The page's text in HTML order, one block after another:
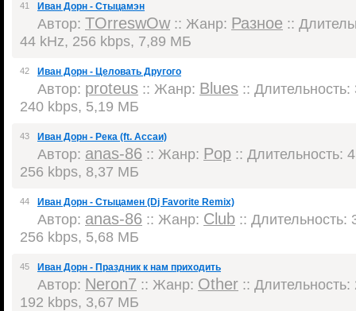
41 Иван Дорн - Стыцамэн
Автор: TOrreswOw:: Жанр: Разное ::
44 kHz, 256 kbps, 7,89 МБ
42 Иван Дорн - Целовать Другого
Автор: proteus :: Жанр: Blues ::
240 kbps, 5,19 МБ
43 Иван Дорн - Река (ft. Ассаи)
Автор: anas-86 :: Жанр: Pop :: Длительность:
256 kbps, 8,37 МБ
44 Иван Дорн - Стыцамен (Dj Favorite Remix)
Автор: anas-86 :: Жанр: Club :: Длительность:
256 kbps, 5,68 МБ
45 Иван Дорн - Праздник к нам приходить
Автор: Neron7 :: Жанр: Other ::
192 kbps, 3,67 МБ